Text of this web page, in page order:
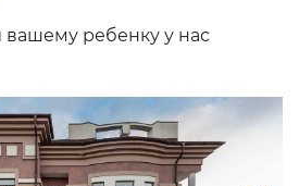
ребенку у нас